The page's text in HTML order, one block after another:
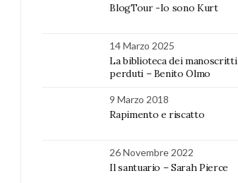
BlogTour -Io sono Kurt
14 Marzo 2025
La biblioteca dei manoscritti
perduti – Benito Olmo
9 Marzo 2018
Rapimento e riscatto
26 Novembre 2022
Il santuario – Sarah Pierce